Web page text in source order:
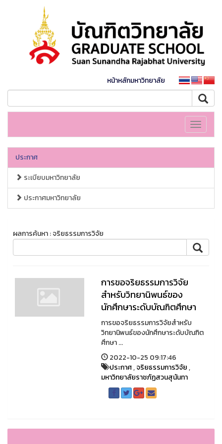
หน้าหลักมหาวิทยาลัย
Toggle
ประกาศ
ระเบียบมหาวิทยาลัย
ประกาศมหาวิทยาลัย
ผลการค้นหา : จริยธรรมการวิจัย
การขอจริยธรรมการวิจัย
สำหรับวิทยานิพนธ์ของ
นักศึกษาระดับบัณฑิตศึกษา
การขอจริยธรรมการวิจัยสำหรับ
วิทยานิพนธ์ของนักศึกษาระดับบัณฑิต
ศึกษา ...
2022-10-25 09:17:46
ประกาศ,จริยธรรมการวิจัย,
มหาวิทยาลัยราชภัฏสวนสุนันทา